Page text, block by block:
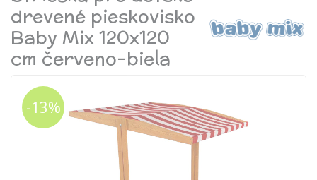
drevené pieskovisko
Baby Mix 120x120
cm červeno-biela
-13%